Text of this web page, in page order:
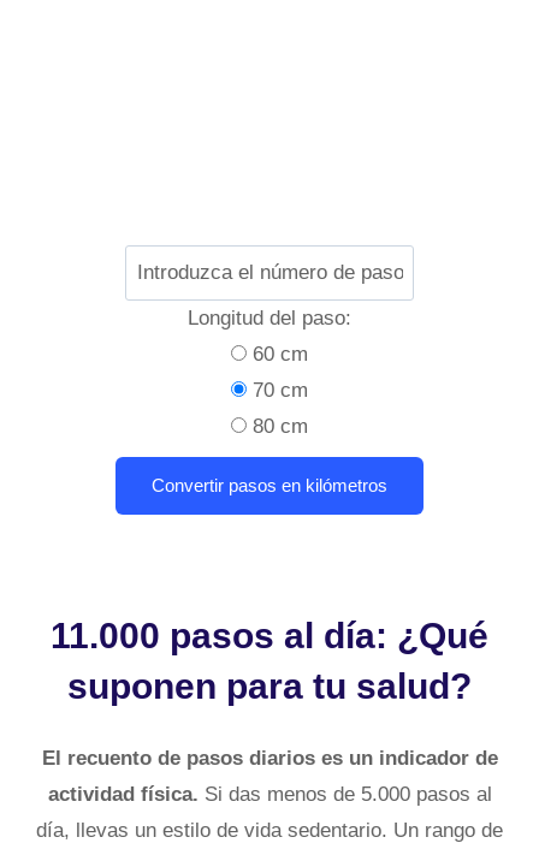
Longitud del paso:
60 cm
70 cm
80 cm
11.000 pasos al día: ¿Qué
suponen para tu salud?
El recuento de pasos diarios es un indicador de
actividad física. Si das menos de 5.000 pasos al
día, llevas un estilo de vida sedentario. Un rango de